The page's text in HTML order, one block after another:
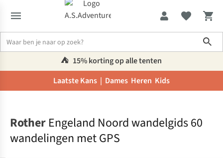
⛺️ 15% korting op alle tenten
Laatste Kans | Dames Heren Kids
Rother Engeland Noord wandelgids 60
wandelingen met GPS